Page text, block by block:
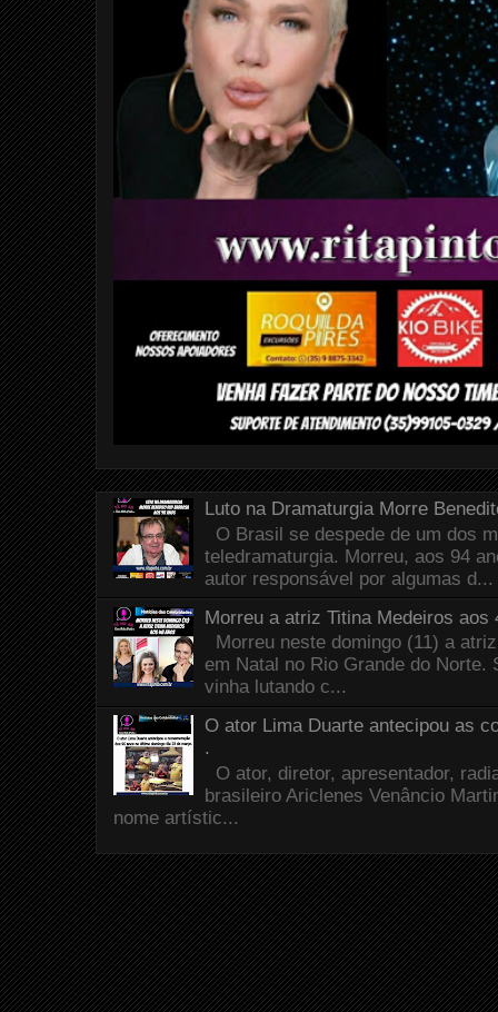
Luto na Dramaturgia Morre
O Brasil se despede de um dos
teledramaturgia. Morreu, aos 94
autor responsável por algumas d...
Morreu a atriz Titina Medeiros aos
Morreu neste domingo (11) a
em Natal no Rio Grande do Norte.
vinha lutando c...
O ator Lima Duarte antecipou as
.
O ator, diretor, apresentador,
brasileiro Ariclenes Venâncio
nome artístic...